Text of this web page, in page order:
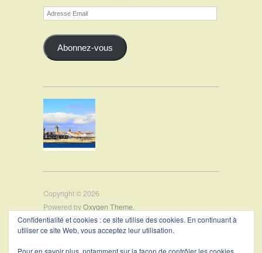
Adresse
Email
Abonnez-vous
Copyright © 2026
Powered byOxygen Theme.
PRÉSENTATION
CONTACT
Confidentialité et cookies : ce site utilise des cookies. En continuant à
utiliser ce site Web, vous acceptez leur utilisation.
Pour en savoir plus, notamment sur la façon de contrôler les cookies,